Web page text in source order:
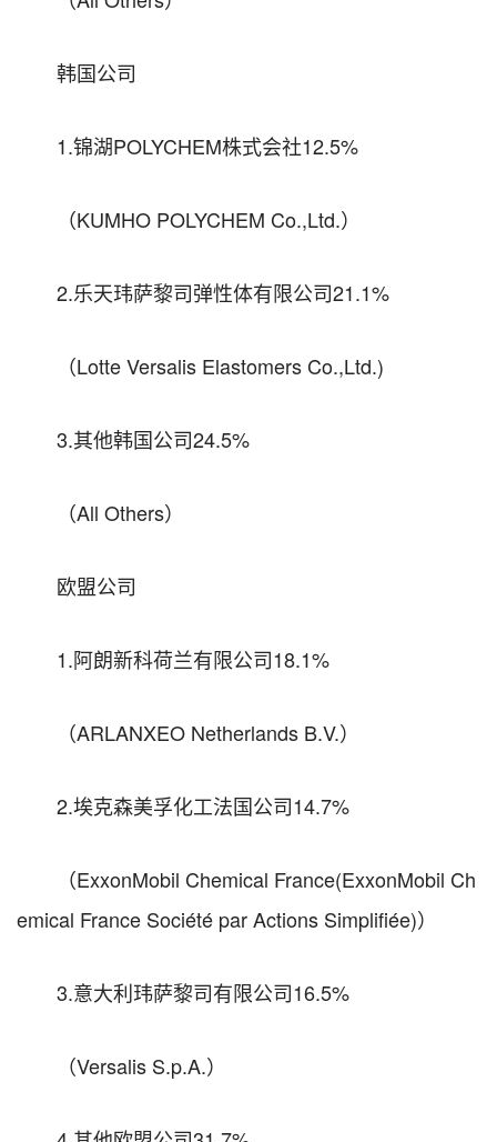
韩国公司
1.锦湖POLYCHEM株式会社12.5%
（KUMHO POLYCHEM Co.,Ltd.）
2.乐天玮萨黎司弹性体有限公司21.1%
（Lotte Versalis Elastomers Co.,Ltd.)
3.其他韩国公司24.5%
（All Others）
欧盟公司
1.阿朗新科荷兰有限公司18.1%
（ARLANXEO Netherlands B.V.）
2.埃克森美孚化工法国公司14.7%
（ExxonMobil Chemical France(ExxonMobil Ch
emical France Société par Actions Simplifiée)）
3.意大利玮萨黎司有限公司16.5%
（Versalis S.p.A.）